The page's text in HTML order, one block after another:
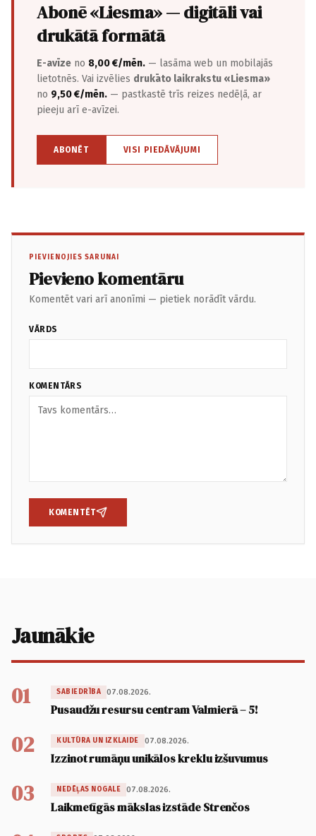
Abonē «Liesma» — digitāli vai
drukātā formātā
E-avīze no 8,00 €/mēn. — lasāma web un mobilajās
lietotnēs. Vai izvēlies drukāto laikrakstu «Liesma»
no 9,50 €/mēn. — pastkastē trīs reizes nedēļā, ar
pieeju arī e-avīzei.
ABONĒT VISI PIEDĀVĀJUMI
PIEVIENOJIES SARUNAI
Pievieno komentāru
Komentēt vari arī anonīmi — pietiek norādīt vārdu.
VĀRDS
KOMENTĀRS
KOMENTĒT
Jaunākie
01 SABIEDRĪBA 07.08.2026.
Pusaudžu resursu centram Valmierā – 5!
02 KULTŪRA UN IZKLAIDE 07.08.2026.
Izzinot rumāņu unikālos kreklu izšuvumus
03 NEDĒĻAS NOGALE 07.08.2026.
Laikmetīgās mākslas izstāde Strenčos